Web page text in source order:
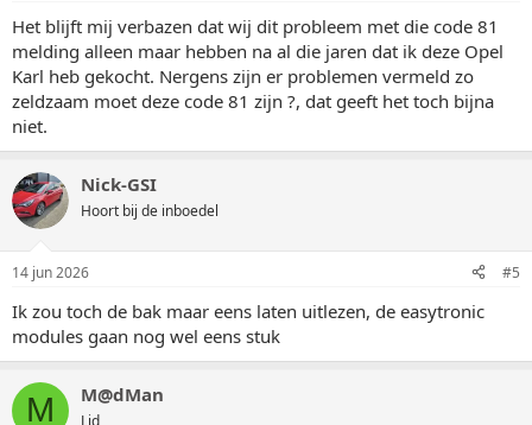
Het blijft mij verbazen dat wij dit probleem met die code 81
melding alleen maar hebben na al die jaren dat ik deze Opel
Karl heb gekocht. Nergens zijn er problemen vermeld zo
zeldzaam moet deze code 81 zijn ?, dat geeft het toch bijna
niet.
Nick-GSI
Hoort bij de inboedel
14 jun 2026 #5
Ik zou toch de bak maar eens laten uitlezen, de easytronic
modules gaan nog wel eens stuk
M M@dMan
Lid